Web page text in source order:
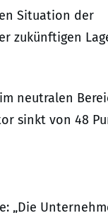
Situation der
zukünftigen
neutralen
sinkt von 48
„Die